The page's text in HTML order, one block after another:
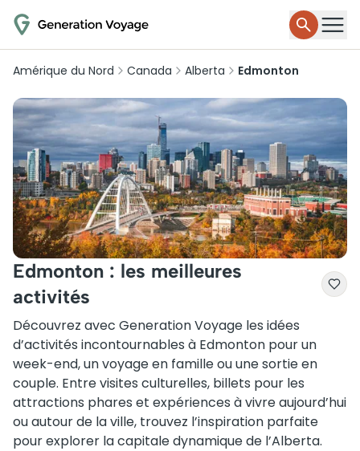
Amérique du Nord Canada Alberta Edmonton
Edmonton : les meilleures
activités
Découvrez avec Generation Voyage les idées
d’activités incontournables à Edmonton pour un
week-end, un voyage en famille ou une sortie en
couple. Entre visites culturelles, billets pour les
attractions phares et expériences à vivre aujourd’hui
ou autour de la ville, trouvez l’inspiration parfaite
pour explorer la capitale dynamique de l’Alberta.